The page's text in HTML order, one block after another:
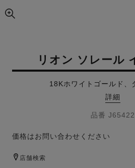
画像の拡大ビュー
リオン ソレール
18Kホワイトゴールド、
詳細
品番 J65422
価格はお問い合わせください
店舗検索